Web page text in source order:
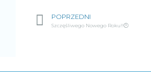
POPRZEDNI
Szczęśliwego Nowego Roku!!🕛